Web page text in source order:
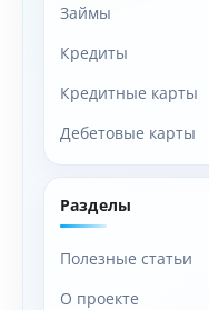
Займы
Кредиты
Кредитные карты
Дебетовые карты
Разделы
Полезные статьи
О проекте